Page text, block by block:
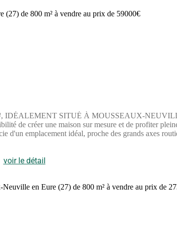
SITUÉ À MOUSSEAUX-
de créer une maison sur mesure et de profiter
d'un emplacement idéal, proche des grands axes
de Les Maisons Extraco Gravigny au prix
pour vous accompagner dans votre projet.
voir le détail